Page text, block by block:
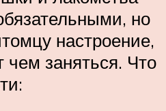
но
настроение,
чем заняться. Что